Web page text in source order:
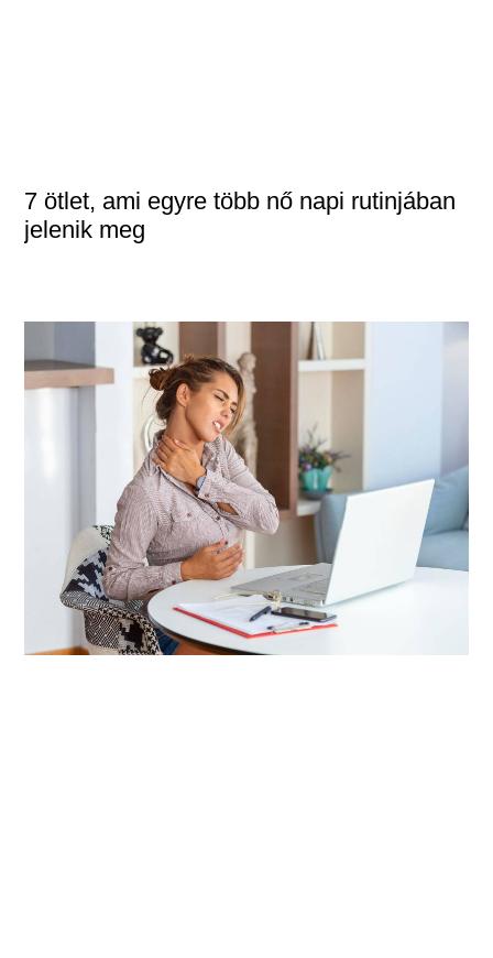
7 ötlet, ami egyre több nő napi rutinjában
jelenik meg